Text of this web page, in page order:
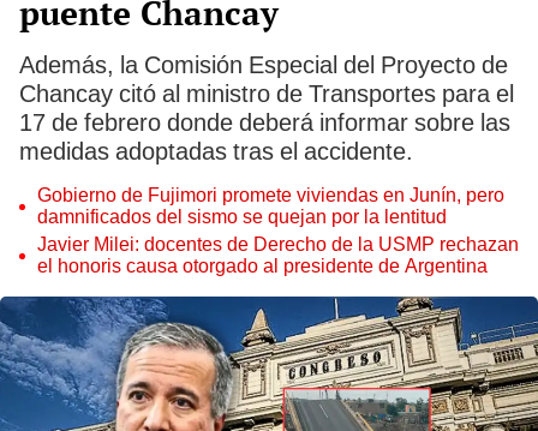
puente Chancay
Además, la Comisión Especial del Proyecto de
Chancay citó al ministro de Transportes para el
17 de febrero donde deberá informar sobre las
medidas adoptadas tras el accidente.
Gobierno de Fujimori promete viviendas en Junín, pero
damnificados del sismo se quejan por la lentitud
Javier Milei: docentes de Derecho de la USMP rechazan
el honoris causa otorgado al presidente de Argentina